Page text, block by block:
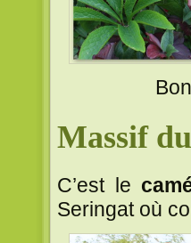
Massif
C’est le
Seringat où